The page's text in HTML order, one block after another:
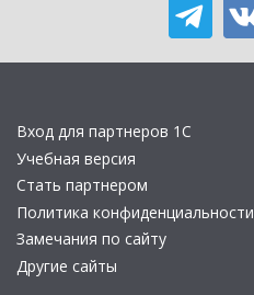
Вход для партнеров 1С
Учебная версия
Стать партнером
Политика конфиденциальности
Замечания по сайту
Другие сайты